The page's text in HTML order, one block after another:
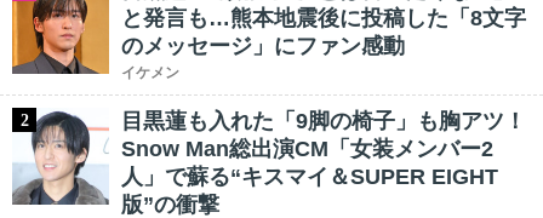
と発言も…熊本地震後に投稿した「8文字
のメッセージ」にファン感動
イケメン
2
目黒蓮も入れた「9脚の椅子」も胸アツ！
Snow Man総出演CM「女装メンバー2
人」で蘇る“キスマイ＆SUPER EIGHT
版”の衝撃